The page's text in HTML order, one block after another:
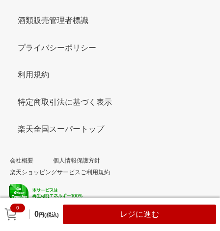
0
0円(税込) レジに進む
酒類販売管理者標識
プライバシーポリシー
利用規約
特定商取引法に基づく表示
楽天全国スーパートップ
会社概要
個人情報保護方針
楽天ショッピングサービスご利用規約
© Rakuten Group, Inc.